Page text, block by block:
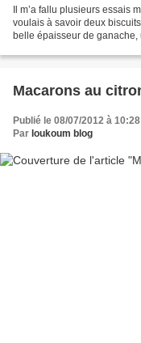
Il m’a fallu plusieurs essais
voulais à savoir deux
belle épaisseur de
Macarons au
Publié le 08/07/2012 à 10:28
Par loukoum blog